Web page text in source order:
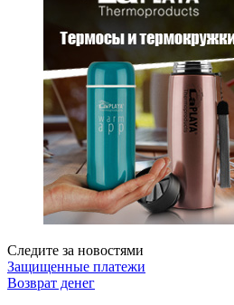
Следите за новостями
Защищенные платежи
Возврат денег